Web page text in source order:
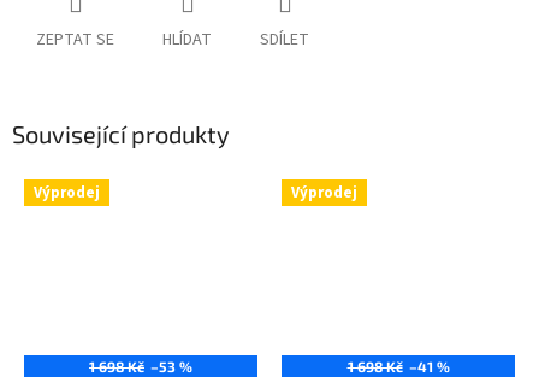
ZEPTAT SE HLÍDAT SDÍLET
Související produkty
Výprodej
1 698 Kč –53 %
Výprodej
1 698 Kč –41 %